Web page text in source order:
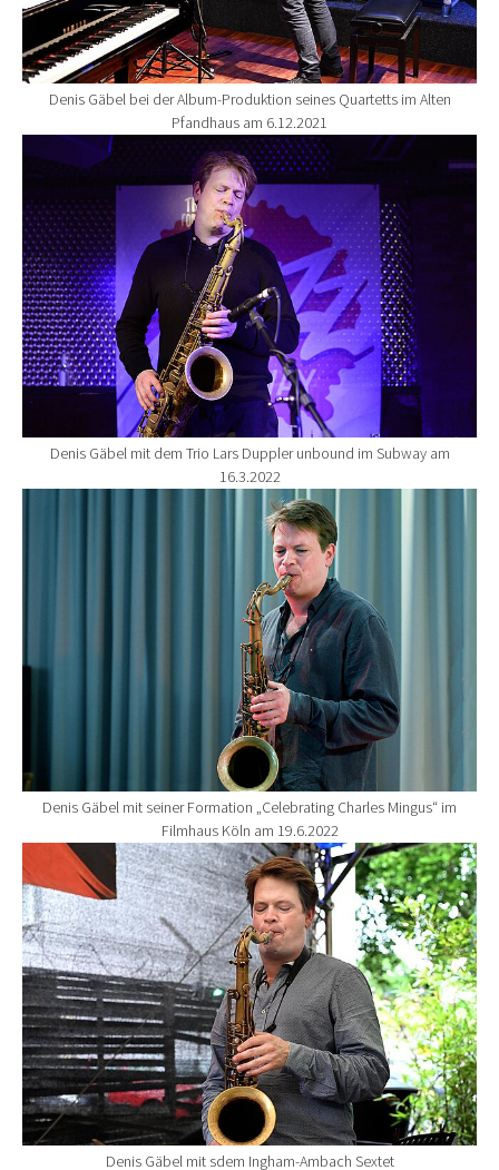
Denis Gäbel bei der Album-Produktion seines Quartetts im Alten
Pfandhaus am 6.12.2021
Show larger version for:
Denis Gäbel mit dem Trio Lars Duppler unbound im Subway am
16.3.2022
Denis Gäbel mit seiner Formation „Celebrating Charles Mingus“ im
Filmhaus Köln am 19.6.2022
Show larger version for:
Denis Gäbel mit sdem Ingham-Ambach Sextet